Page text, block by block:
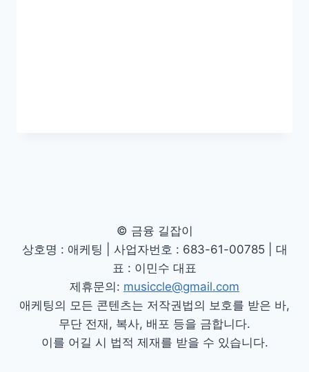
© 금융 길잡이
상호명 : 애케팅 | 사업자번호 : 683-61-00785 | 대
표 : 이민수 대표
제휴문의: musiccle@gmail.com
애케팅의 모든 콘텐츠는 저작권법의 보호를 받은 바,
무단 전재, 복사, 배포 등을 금합니다.
이를 어길 시 법적 제재를 받을 수 있습니다.